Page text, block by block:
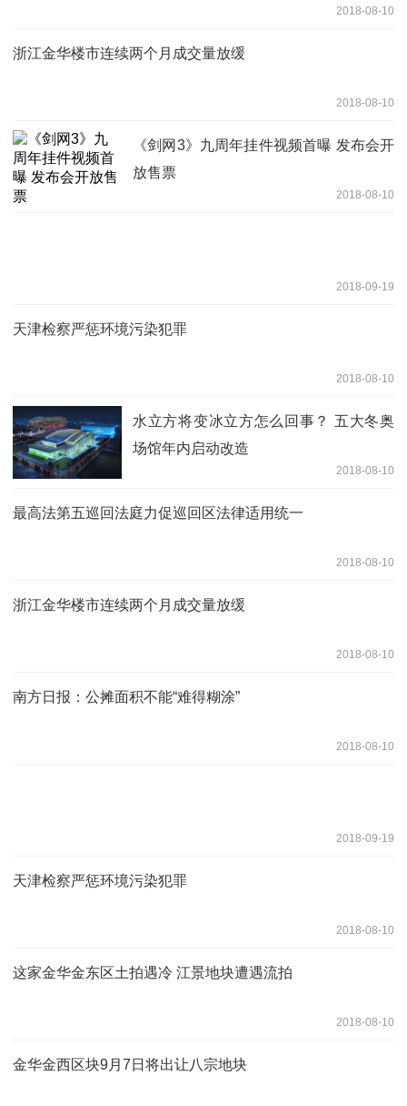
2018-08-10
浙江金华楼市连续两个月成交量放缓
2018-08-10
《剑网3》九周年挂件视频首曝 发布会开
放售票
2018-08-10
2018-09-19
天津检察严惩环境污染犯罪
2018-08-10
水立方将变冰立方怎么回事？ 五大冬奥
场馆年内启动改造
2018-08-10
最高法第五巡回法庭力促巡回区法律适用统一
2018-08-10
浙江金华楼市连续两个月成交量放缓
2018-08-10
南方日报：公摊面积不能“难得糊涂”
2018-08-10
2018-09-19
天津检察严惩环境污染犯罪
2018-08-10
这家金华金东区土拍遇冷 江景地块遭遇流拍
2018-08-10
金华金西区块9月7日将出让八宗地块